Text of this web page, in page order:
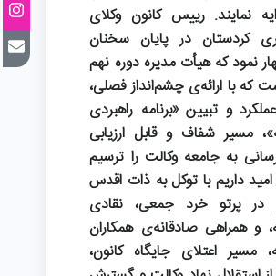
نمایند. رییس کانون وکلای
کردستان در پایان سخنان
نمود که هیأت مدیره دوره نهم
که با ارائه‌ی چشم‌انداز فصلی،
و تبیین «برنامه راهبردی
مسیر شفاف و قابل ارزیابی
به جامعه وکالت را ترسیم
داریم با توکل به ذات اقدس
در پرتو خرد جمعی، نقادی
و همراهی صادقانه‌ی همکاران
مسیر اعتلای جایگاه کانون،